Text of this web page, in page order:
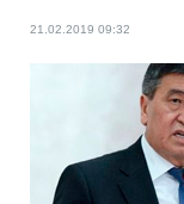
21.02.2019 09:32